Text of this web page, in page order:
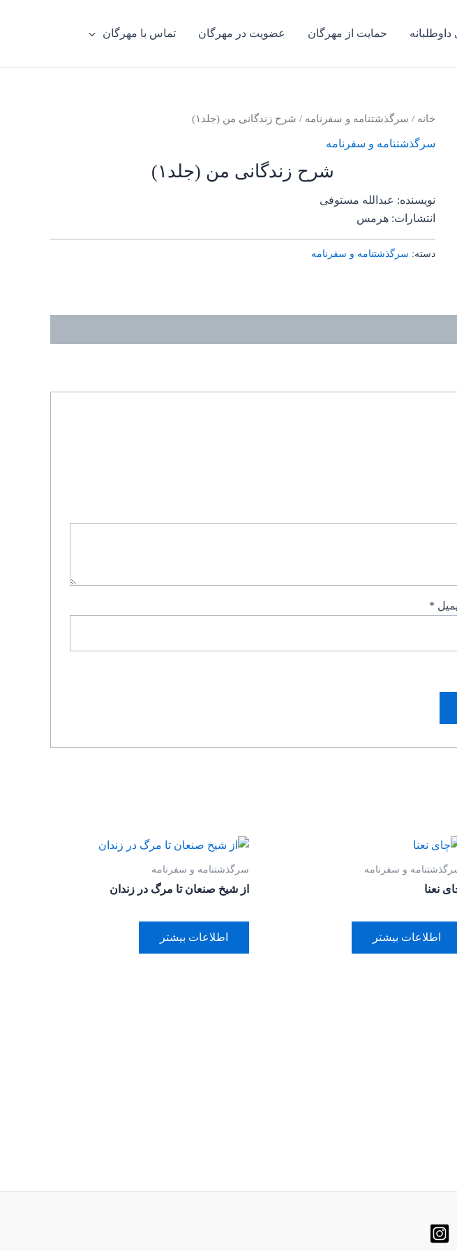
حمایت از مهرگان عضویت در مهرگان تماس با مهرگان
خانه / سرگذشتنامه و سفرنامه / شرح زندگانی من (جلد۱)
سرگذشتنامه و سفرنامه
شرح زندگانی من (جلد۱)
نویسنده: عبدالله مستوفی
انتشارات: هرمس
دسته: سرگذشتنامه و سفرنامه
ایمیل *
و سفرنامه
نعنا
اطلاعات بیشتر
سرگذشتنامه و سفرنامه
از شیخ صنعان تا مرگ در زندان
اطلاعات بیشتر